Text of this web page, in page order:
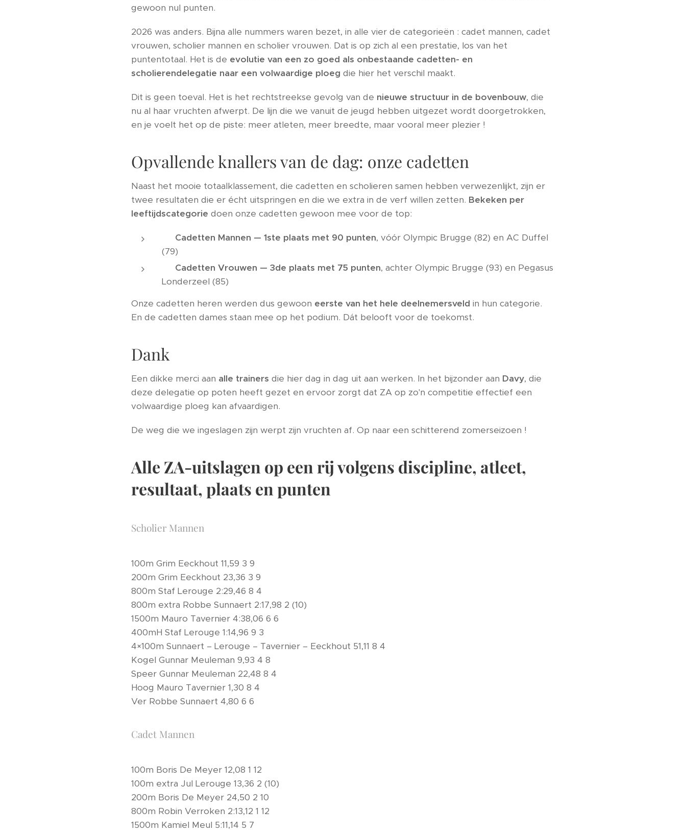
gewoon nul punten.
2026 was anders. Bijna alle nummers waren bezet, in alle vier de categorieën : cadet mannen, cadet
vrouwen, scholier mannen en scholier vrouwen. Dat is op zich al een prestatie, los van het
puntentotaal. Het is de evolutie van een zo goed als onbestaande cadetten- en
scholierendelegatie naar een volwaardige ploeg die hier het verschil maakt.
Dit is geen toeval. Het is het rechtstreekse gevolg van de nieuwe structuur in de bovenbouw, die
nu al haar vruchten afwerpt. De lijn die we vanuit de jeugd hebben uitgezet wordt doorgetrokken,
en je voelt het op de piste: meer atleten, meer breedte, maar vooral meer plezier !
Opvallende knallers van de dag: onze cadetten
Naast het mooie totaalklassement, die cadetten en scholieren samen hebben verwezenlijkt, zijn er
twee resultaten die er écht uitspringen en die we extra in de verf willen zetten. Bekeken per
leeftijdscategorie doen onze cadetten gewoon mee voor de top:
Cadetten Mannen — 1ste plaats met 90 punten, vóór Olympic Brugge (82) en AC Duffel
(79)
Cadetten Vrouwen — 3de plaats met 75 punten, achter Olympic Brugge (93) en Pegasus
Londerzeel (85)
Onze cadetten heren werden dus gewoon eerste van het hele deelnemersveld in hun categorie.
En de cadetten dames staan mee op het podium. Dát belooft voor de toekomst.
Dank
Een dikke merci aan alle trainers die hier dag in dag uit aan werken. In het bijzonder aan Davy, die
deze delegatie op poten heeft gezet en ervoor zorgt dat ZA op zo'n competitie effectief een
volwaardige ploeg kan afvaardigen.
De weg die we ingeslagen zijn werpt zijn vruchten af. Op naar een schitterend zomerseizoen !
Alle ZA-uitslagen op een rij volgens discipline, atleet,
resultaat, plaats en punten
Scholier Mannen
100m Grim Eeckhout 11,59 3 9
200m Grim Eeckhout 23,36 3 9
800m Staf Lerouge 2:29,46 8 4
800m extra Robbe Sunnaert 2:17,98 2 (10)
1500m Mauro Tavernier 4:38,06 6 6
400mH Staf Lerouge 1:14,96 9 3
4×100m Sunnaert – Lerouge – Tavernier – Eeckhout 51,11 8 4
Kogel Gunnar Meuleman 9,93 4 8
Speer Gunnar Meuleman 22,48 8 4
Hoog Mauro Tavernier 1,30 8 4
Ver Robbe Sunnaert 4,80 6 6
Cadet Mannen
100m Boris De Meyer 12,08 1 12
100m extra Jul Lerouge 13,36 2 (10)
200m Boris De Meyer 24,50 2 10
800m Robin Verroken 2:13,12 1 12
1500m Kamiel Meul 5:11,14 5 7